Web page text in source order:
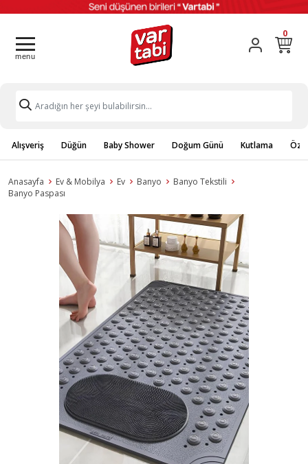
0
Alışveriş Düğün Baby Shower Doğum Günü Kutlama
Anasayfa Ev & Mobilya Ev Banyo
Banyo Tekstili
Banyo Paspası